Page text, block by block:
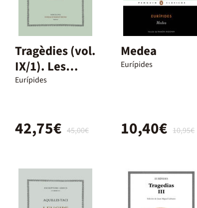
Tragèdies (vol.
IX/1). Les
bacants
Eurípides
45,00€
42,75€
Medea
Eurípides
10,95€
10,40€